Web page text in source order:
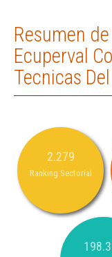
Resumen
Ecuperval
Tecnicas
2.279
Ranking Sectorial